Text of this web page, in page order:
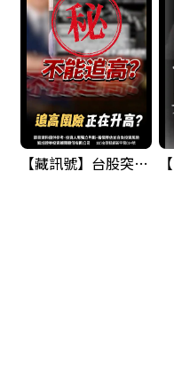
【藏訊號】台股突破季線，週一我提醒了這個關鍵訊號